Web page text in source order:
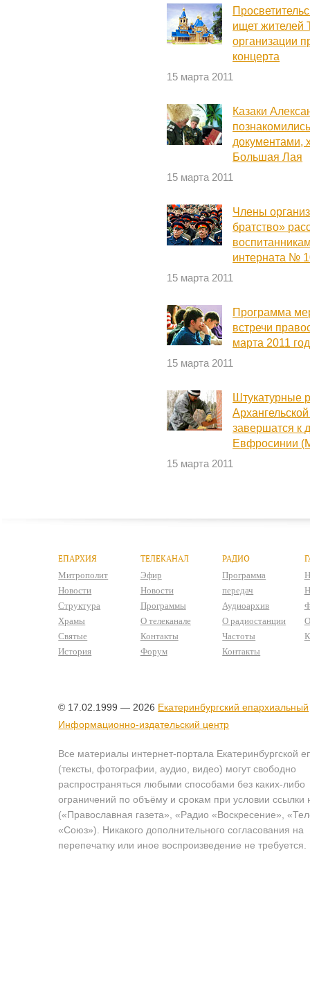
ищет жителей
организации
концерта
15 марта 2011
Казаки
документами,
Большая Лая
15 марта 2011
Члены
братство»
интерната №
15 марта 2011
Программа
встречи
марта 2011
15 марта 2011
Штукатурные
завершатся к
Евфросинии
15 марта 2011
ЕПАРХИЯ
Митрополит
Новости
Структура
Храмы
Святые
История
ТЕЛЕКАНАЛ
Эфир
Новости
Программы
О телеканале
Контакты
Форум
РАДИО
Программа
передач
Аудиоархив
О радиостанции
Частоты
Контакты
© 17.02.1999 — 2026 Екатеринбургский епархиальный
Информационно-издательский центр
Все материалы интернет-портала Екатеринбургской
(тексты, фотографии, аудио, видео) могут свободно
распространяться любыми способами без каких-либо
ограничений по объёму и срокам при условии ссылки
(«Православная газета», «Радио «Воскресение»,
«Союз»). Никакого дополнительного согласования на
перепечатку или иное воспроизведение не требуется.